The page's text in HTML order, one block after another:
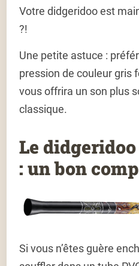
Votre didgeridoo est
?!
Une petite astuce :
pression de couleur gris
vous offrira un son plus
classique.
Le
: un bon
Si vous n’êtes guère